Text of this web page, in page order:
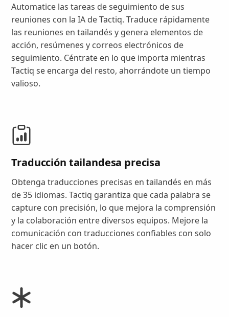
Automatice las tareas de seguimiento de sus
reuniones con la IA de Tactiq. Traduce rápidamente
las reuniones en tailandés y genera elementos de
acción, resúmenes y correos electrónicos de
seguimiento. Céntrate en lo que importa mientras
Tactiq se encarga del resto, ahorrándote un tiempo
valioso.
Traducción tailandesa precisa
Obtenga traducciones precisas en tailandés en más
de 35 idiomas. Tactiq garantiza que cada palabra se
capture con precisión, lo que mejora la comprensión
y la colaboración entre diversos equipos. Mejore la
comunicación con traducciones confiables con solo
hacer clic en un botón.